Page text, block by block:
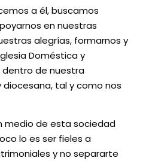
a él, buscamos
en nuestras
alegrías, formarnos y
Doméstica y
de nuestra
tal y como nos
medio de esta sociedad
lo es ser fieles a
y no separarte